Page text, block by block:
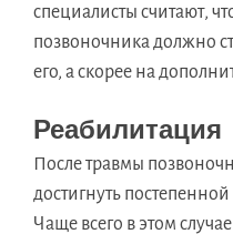
специалисты считают,
позвоночника должно
его, а скорее на
Реабилитация
После травмы
достигнуть
Чаще всего в этом